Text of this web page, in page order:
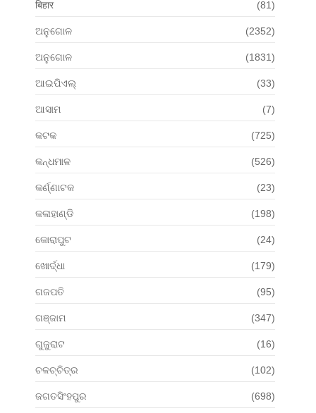
बिहार (81)
ଅନୁଗୋଳ (2352)
ଅନୁଗୋଳ (1831)
ଆଇପିଏଲ୍ (33)
ଆସାମ (7)
କଟକ (725)
କନ୍ଧମାଳ (526)
କର୍ଣ୍ଣାଟକ (23)
କଳାହାଣ୍ଡି (198)
କୋରାପୁଟ (24)
ଖୋର୍ଦ୍ଧା (179)
ଗଜପତି (95)
ଗଞ୍ଜାମ (347)
ଗୁଜୁରାଟ (16)
ଚଳଚ୍ଚିତ୍ର (102)
ଜଗତସିଂହପୁର (698)